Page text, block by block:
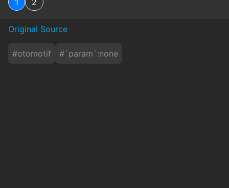
1 2
Original Source
#otomotif #`param`:none